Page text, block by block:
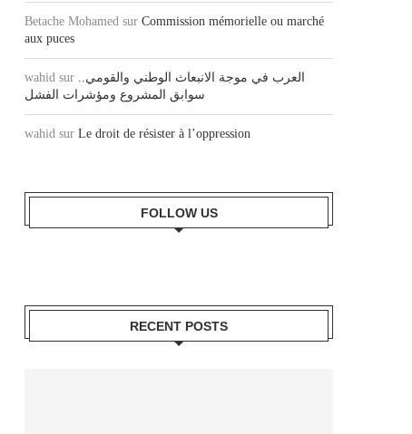
Betache Mohamed sur Commission mémorielle ou marché
aux puces
wahid sur العرب في موجة الانبعاث الوطني والقومي..
سوابق المشروع ومؤشرات الفشل
wahid sur Le droit de résister à l’oppression
FOLLOW US
RECENT POSTS